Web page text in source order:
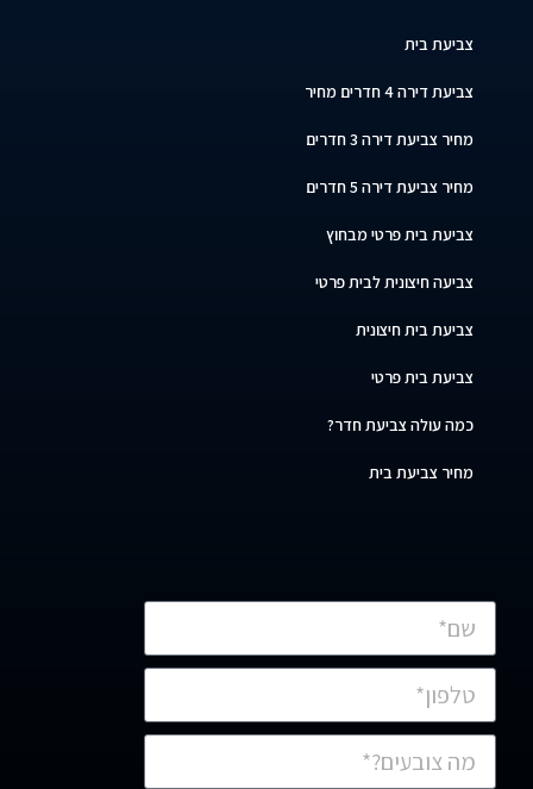
צביעת בית
צביעת דירה 4 חדרים מחיר
מחיר צביעת דירה 3 חדרים
מחיר צביעת דירה 5 חדרים
צביעת בית פרטי מבחוץ
צביעה חיצונית לבית פרטי
צביעת בית חיצונית
צביעת בית פרטי
כמה עולה צביעת חדר?
מחיר צביעת בית